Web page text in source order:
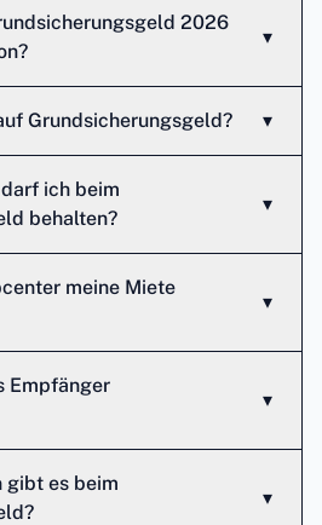
2026
▾
Grundsicherungsgeld? ▾
ich beim
behalten?
▾
meine Miete
▾
Empfänger
▾
gibt es beim
▾